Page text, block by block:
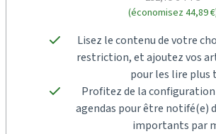
(économisez 44,89
Lisez le contenu de votre
restriction, et ajoutez vos
pour les lire plus
Profitez de la
agendas pour être notifé(e)
importants par